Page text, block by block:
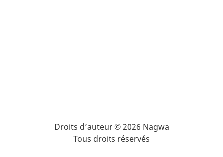
Droits d’auteur © 2026 Nagwa
Tous droits réservés